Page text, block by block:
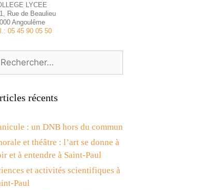
LYCEE
Rue de Beaulieu
Angoulême
05 45 90 05 50
:
récents
: un DNB hors du commun
et théâtre : l’art se donne à
et à entendre à Saint-Paul
et activités scientifiques à
Paul